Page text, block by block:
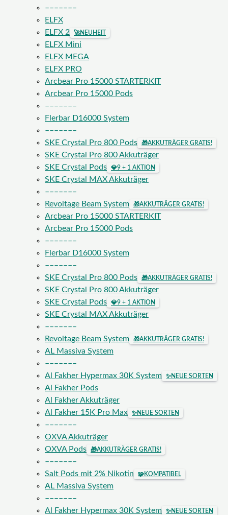
–––––––
ELFX
ELFX 2
🚀NEUHEIT
ELFX Mini
ELFX MEGA
ELFX PRO
Arcbear Pro 15000 STARTERKIT
Arcbear Pro 15000 Pods
–––––––
Flerbar D16000 System
–––––––
SKE Crystal Pro 800 Pods
🎁AKKUTRÄGER GRATIS!
SKE Crystal Pro 800 Akkuträger
SKE Crystal Pods
💎9 + 1 AKTION
SKE Crystal MAX Akkuträger
–––––––
Revoltage Beam System
🎁AKKUTRÄGER GRATIS!
Arcbear Pro 15000 STARTERKIT
Arcbear Pro 15000 Pods
–––––––
Flerbar D16000 System
–––––––
SKE Crystal Pro 800 Pods
🎁AKKUTRÄGER GRATIS!
SKE Crystal Pro 800 Akkuträger
SKE Crystal Pods
💎9 + 1 AKTION
SKE Crystal MAX Akkuträger
–––––––
Revoltage Beam System
🎁AKKUTRÄGER GRATIS!
AL Massiva System
–––––––
Al Fakher Hypermax 30K System
✨NEUE SORTEN
Al Fakher Pods
Al Fakher Akkuträger
Al Fakher 15K Pro Max
✨NEUE SORTEN
–––––––
OXVA Akkuträger
OXVA Pods
🎁AKKUTRÄGER GRATIS!
–––––––
Salt Pods mit 2% Nikotin
🧩KOMPATIBEL
AL Massiva System
–––––––
Al Fakher Hypermax 30K System
✨NEUE SORTEN